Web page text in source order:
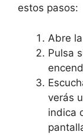
estos pasos:
Abre
Pulsa
verás
indica